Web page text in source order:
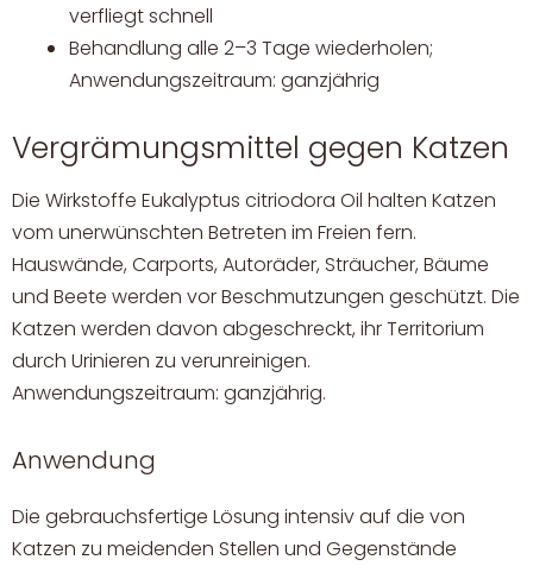
verfliegt schnell
Behandlung alle 2–3 Tage wiederholen;
Anwendungszeitraum: ganzjährig
Vergrämungsmittel gegen Katzen
Die Wirkstoffe Eukalyptus citriodora Oil halten Katzen
vom unerwünschten Betreten im Freien fern.
Hauswände, Carports, Autoräder, Sträucher, Bäume
und Beete werden vor Beschmutzungen geschützt. Die
Katzen werden davon abgeschreckt, ihr Territorium
durch Urinieren zu verunreinigen.
Anwendungszeitraum: ganzjährig.
Anwendung
Die gebrauchsfertige Lösung intensiv auf die von
Katzen zu meidenden Stellen und Gegenstände